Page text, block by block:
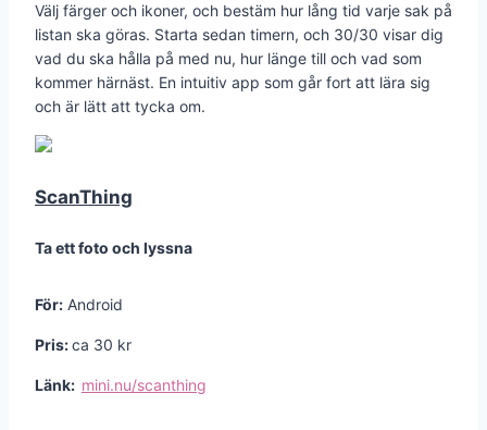
Välj färger och ikoner, och bestäm hur lång tid varje sak på
listan ska göras. Starta sedan timern, och 30/30 visar dig
vad du ska hålla på med nu, hur länge till och vad som
kommer härnäst. En intuitiv app som går fort att lära sig
och är lätt att tycka om.
ScanThing
Ta ett foto och lyssna
För: Android
Pris:ca 30 kr
Länk: mini.nu/scanthing